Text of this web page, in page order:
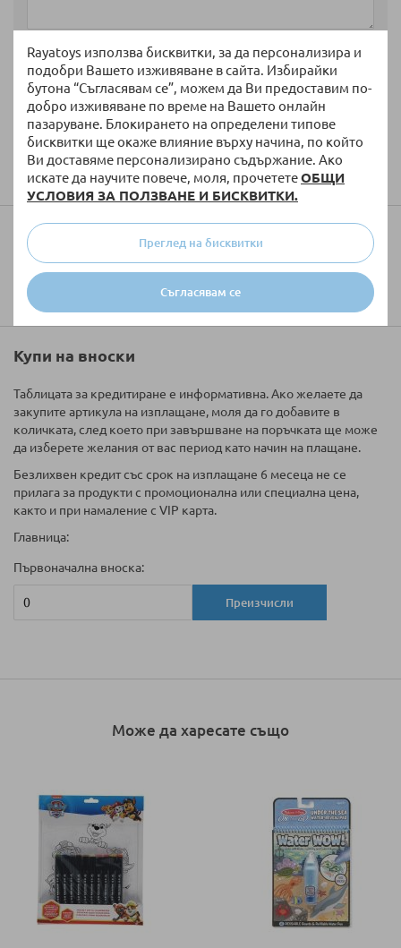
Rayatoys използва бисквитки, за да персонализира и
подобри Вашето изживяване в сайта. Избирайки
бутона “Съгласявам се”, можем да Ви предоставим по-
добро изживяване по време на Вашето онлайн
пазаруване. Блокирането на определени типове
бисквитки ще окаже влияние върху начина, по който
Ви доставяме персонализирано съдържание. Ако
искате да научите повече, моля, прочететеОБЩИ
УСЛОВИЯ ЗА ПОЛЗВАНЕ И БИСКВИТКИ.
Съгласявам се
Преглед на бисквитки
Изпратете
Колко ще струва доставката?
Купи на вноски
Таблицата за кредитиране е информативна. Ако желаете да
закупите артикула на изплащане, моля да го добавите в
количката, след което при завършване на поръчката ще може
да изберете желания от вас период като начин на плащане.
Безлихвен кредит със срок на изплащане 6 месеца не се
прилага за продукти с промоционална или специална цена,
както и при намаление с VIP карта.
Главница:
Първоначална вноска:
Преизчисли
Може да харесате също